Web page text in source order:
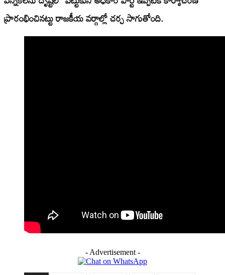
ప్రారంభించినట్టు రాజకీయ వర్గాల్లో చర్చ సాగుతోంది.
- Advertisement -